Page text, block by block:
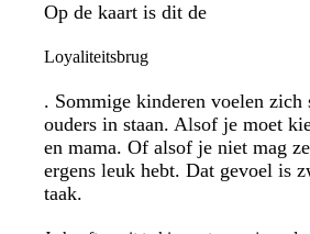
Op de kaart is dit de
Loyaliteitsbrug
. Sommige kinderen voelen zich
ouders in staan. Alsof je moet
en mama. Of alsof je niet mag
ergens leuk hebt. Dat gevoel is
taak.